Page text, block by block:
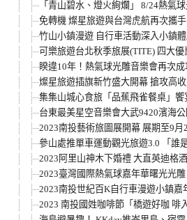
「青山碧水、燈火絢爛」 8/24熱氣
免轉機 燦星旅遊與台灣虎航再次攜
竹山小鎮漫遊 自行車活動深入小鎮
可樂旅遊台北秋季旅展(TITE) 四大
睽違10年！熱氣球光雕音樂會再次
燦星旅遊插旗新竹盛大開幕 搶攻高
集集山城心食旅「品蕉飛雀餐桌」饗
台東最美星空音樂會大武9420濱海
2023南投藝術旅圖展開幕 展期至9月
參山處推單車運動觀光旅遊3.0 「誰
2023阿里山神木下婚禮 大直英迪格
2023臺灣國際熱氣球嘉年華曙光光
2023南投世紀百K自行車漫遊小鎮
2023 南投國姓咖啡節「橋遊好咖 啡